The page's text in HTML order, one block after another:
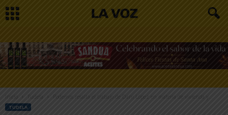
Inicio Tudela Podemos resalta el trabajo de Dani López en materia de vivienda y...
TUDELA